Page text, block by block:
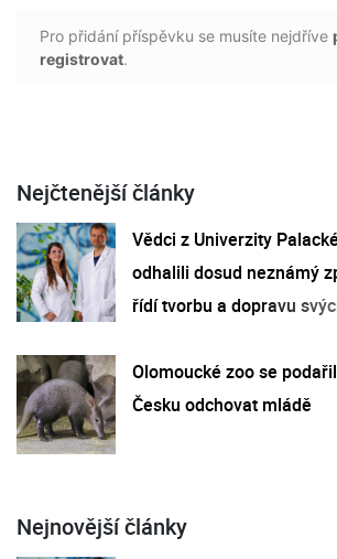
Pro přidání příspěvku se musíte nejdříve
registrovat.
Nejčtenější články
Vědci z Univerzity
odhalili dosud neznámý
řídí tvorbu a dopravu
Olomoucké zoo se
Česku odchovat mládě
Nejnovější články